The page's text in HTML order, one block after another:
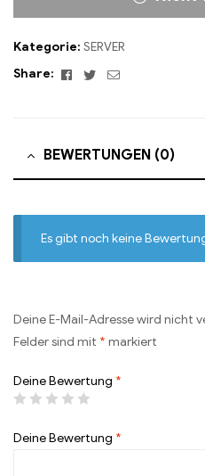
Kategorie: SERVER
Share:
Facebook
TwitterEmail
BEWERTUNGEN (0)
Es gibt noch keine
Deine E-Mail-Adresse wird nicht
Felder sind mit * markiert
Deine Bewertung *
Deine Bewertung *